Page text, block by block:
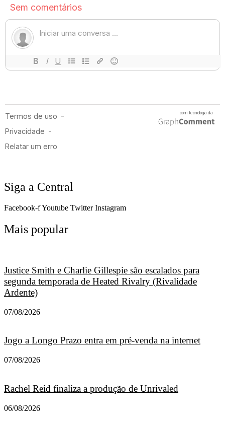
Siga a Central
Facebook-fYoutube Twitter Instagram
Mais popular
Justice Smith e Charlie Gillespie são escalados para
segunda temporada de Heated Rivalry (Rivalidade
Ardente)
07/08/2026
Jogo a Longo Prazo entra em pré-venda na internet
07/08/2026
Rachel Reid finaliza a produção de Unrivaled
06/08/2026